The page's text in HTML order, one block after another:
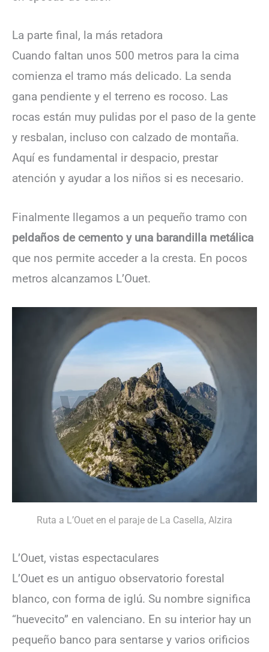
La parte final, la más retadora
Cuando faltan unos 500 metros para la cima
comienza el tramo más delicado. La senda
gana pendiente y el terreno es rocoso. Las
rocas están muy pulidas por el paso de la gente
y resbalan, incluso con calzado de montaña.
Aquí es fundamental ir despacio, prestar
atención y ayudar a los niños si es necesario.
Finalmente llegamos a un pequeño tramo con
peldaños de cemento y una barandilla metálica
que nos permite acceder a la cresta. En pocos
metros alcanzamos L’Ouet.
Ruta a L’Ouet en el paraje de La Casella, Alzira
L’Ouet, vistas espectaculares
L’Ouet es un antiguo observatorio forestal
blanco, con forma de iglú. Su nombre significa
“huevecito” en valenciano. En su interior hay un
pequeño banco para sentarse y varios orificios